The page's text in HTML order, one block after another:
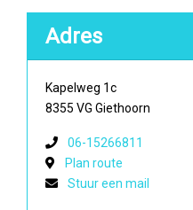
Adres
Kapelweg 1c
8355 VG Giethoorn
06-15266811
Plan route
Stuur een mail